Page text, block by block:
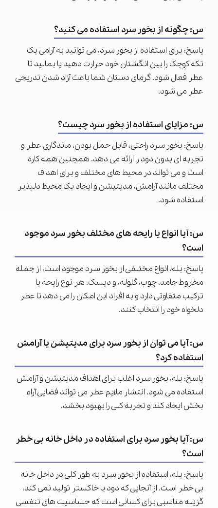
س: چگونه از بخور سرد استفاده می کنید؟
پاسخ: برای استفاده از بخور سرد، می توانید به آرامی یک
تکه کوچک را بین انگشتان خود حرارت دهید یا بمالید تا
عطر فعال شود. گرمای دستان شما باعث آزاد شدن تدریجی
عطر می شود.
س: مزایای استفاده از بخور سرد چیست؟
پاسخ: بخور سرد راحتی، قابل حمل بودن، ماندگاری عطر و
تجربه ای بدون دود را ارائه می دهد. همچنین همه کاره
است و می تواند در محیط های مختلف و برای اهداف
مختلف مانند آرامش، مدیتیشن و ایجاد یک محیط دلپذیر
استفاده شود.
س: آیا انواع یا رایحه های مختلف بخور سرد موجود
است؟
پاسخ: بله، انواع مختلفی از بخور سرد موجود است، از جمله
مخروط جامد، چوب، گلوله، و دیسک. هر نوع رایحه یا
ترکیب متفاوتی دارد و به افراد این امکان را می دهد تا عطر
دلخواه خود را انتخاب کنند.
س: آیا می توان از بخور سرد برای مدیتیشن یا آرامش
استفاده کرد؟
پاسخ: بله، بخور سرد اغلب برای اهداف مدیتیشن و آرامش
استفاده می شود. انتشار ملایم عطر می تواند فضایی آرام
بخش ایجاد کند و تجربه کلی را بهبود بخشد.
س: آیا بخور سرد برای استفاده در داخل خانه بی خطر
است؟
پاسخ: بله، استفاده از بخور سرد به طور کلی در داخل خانه
بی خطر است. از آنجایی که دود یا خاکستر تولید نمی کند،
گزینه مناسبی برای کسانی است که حساسیت های تنفسی